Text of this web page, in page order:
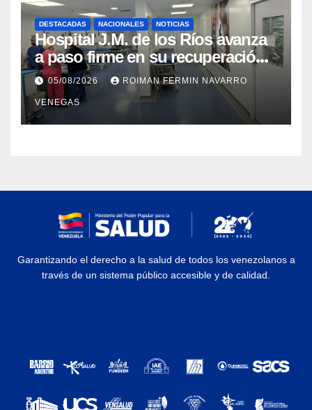
DESTACADAS NACIONALES NOTICIAS
Hospital J.M. de los Ríos avanza
a paso firme en su recuperación
tras los recientes eventos
sísmicos
05/08/2026 ROIMAN FERMIN NAVARRO
VENEGAS
Garantizando el derecho a la salud de todos los venezolanos a
través de un sistema público accesible y de calidad.